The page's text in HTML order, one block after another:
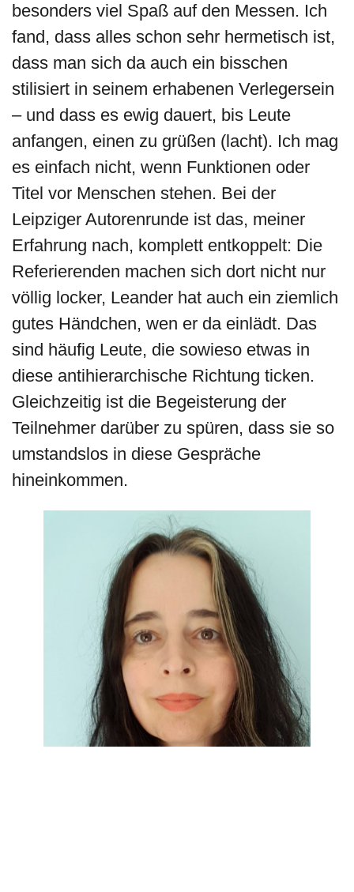
besonders viel Spaß auf den Messen. Ich
fand, dass alles schon sehr hermetisch ist,
dass man sich da auch ein bisschen
stilisiert in seinem erhabenen Verlegersein
– und dass es ewig dauert, bis Leute
anfangen, einen zu grüßen (lacht). Ich mag
es einfach nicht, wenn Funktionen oder
Titel vor Menschen stehen. Bei der
Leipziger Autorenrunde ist das, meiner
Erfahrung nach, komplett entkoppelt: Die
Referierenden machen sich dort nicht nur
völlig locker, Leander hat auch ein ziemlich
gutes Händchen, wen er da einlädt. Das
sind häufig Leute, die sowieso etwas in
diese antihierarchische Richtung ticken.
Gleichzeitig ist die Begeisterung der
Teilnehmer darüber zu spüren, dass sie so
umstandslos in diese Gespräche
hineinkommen.